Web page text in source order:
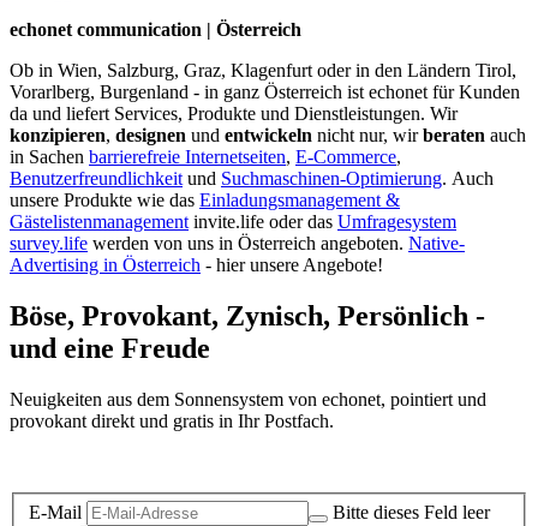
echonet communication | Österreich
Ob in Wien, Salzburg, Graz, Klagenfurt oder in den Ländern Tirol,
Vorarlberg, Burgenland - in ganz Österreich ist echonet für Kunden
da und liefert Services, Produkte und Dienstleistungen. Wir
konzipieren, designen und entwickeln nicht nur, wirberaten auch
in Sachen barrierefreie Internetseiten, E-Commerce,
Benutzerfreundlichkeit und Suchmaschinen-Optimierung. Auch
unsere Produkte wie das Einladungsmanagement &
Gästelistenmanagement invite.life oder das Umfragesystem
survey.life werden von uns in Österreich angeboten. Native-
Advertising in Österreich - hier unsere Angebote!
Böse, Provokant, Zynisch, Persönlich -
und eine Freude
Neuigkeiten aus dem Sonnensystem von echonet, pointiert und
provokant direkt und gratis in Ihr Postfach.
E-Mail
Bitte dieses Feld leer